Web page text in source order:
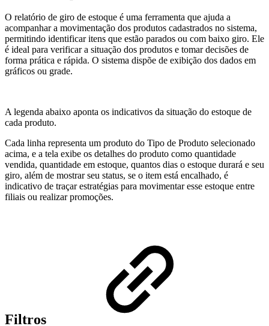
O relatório de giro de estoque é uma ferramenta que ajuda a
acompanhar a movimentação dos produtos cadastrados no sistema,
permitindo identificar itens que estão parados ou com baixo giro. Ele
é ideal para verificar a situação dos produtos e tomar decisões de
forma prática e rápida. O sistema dispõe de exibição dos dados em
gráficos ou grade.
A legenda abaixo aponta os indicativos da situação do estoque de
cada produto.
Cada linha representa um produto do Tipo de Produto selecionado
acima, e a tela exibe os detalhes do produto como quantidade
vendida, quantidade em estoque, quantos dias o estoque durará e seu
giro, além de mostrar seu status, se o item está encalhado, é
indicativo de traçar estratégias para movimentar esse estoque entre
filiais ou realizar promoções.
Filtros